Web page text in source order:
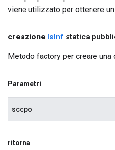
viene utilizzato per ottenere
creazione IsInf statica
Metodo factory per creare una
Parametri
scopo
ritorna